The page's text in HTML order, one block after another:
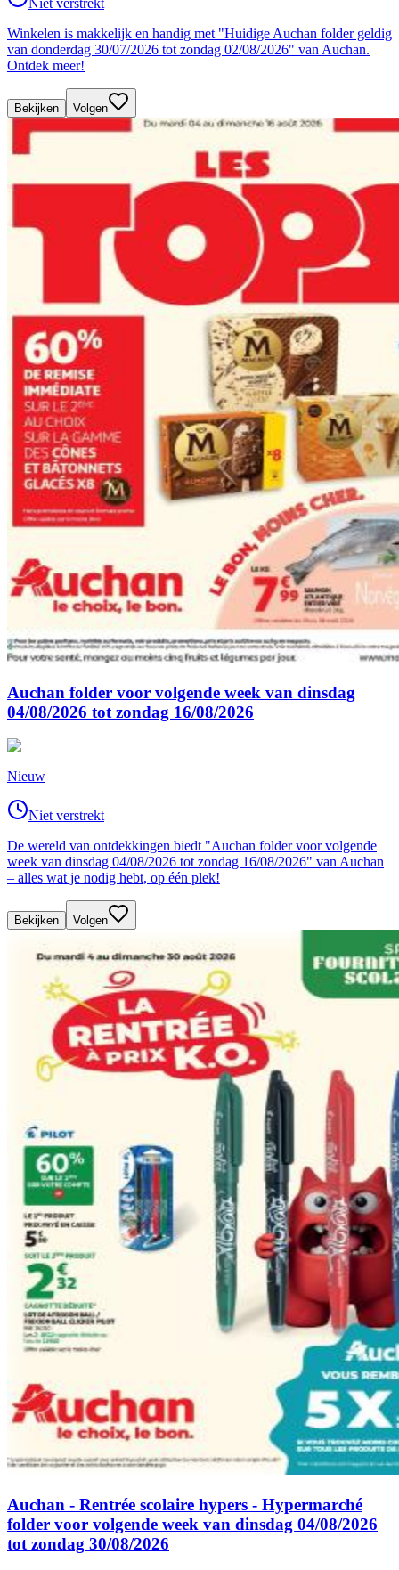
Winkelen is makkelijk en handig met "Huidige Auchan folder geldig
van donderdag 30/07/2026 tot zondag 02/08/2026" van Auchan.
Ontdek meer!
Bekijken Volgen
Auchan folder voor volgende week van dinsdag
04/08/2026 tot zondag 16/08/2026
Nieuw
Niet verstrekt
De wereld van ontdekkingen biedt "Auchan folder voor volgende
week van dinsdag 04/08/2026 tot zondag 16/08/2026" van Auchan
– alles wat je nodig hebt, op één plek!
Bekijken Volgen
Auchan - Rentrée scolaire hypers - Hypermarché
folder voor volgende week van dinsdag 04/08/2026
tot zondag 30/08/2026